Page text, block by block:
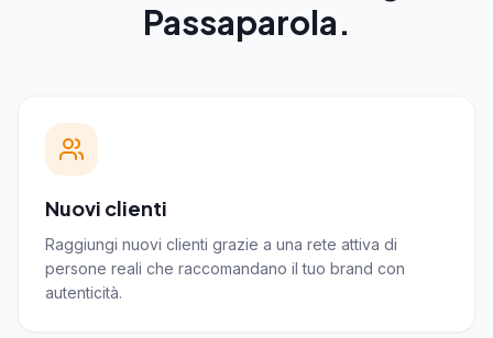
Passaparola.
Nuovi clienti
Raggiungi nuovi clienti grazie a una rete attiva di
persone reali che raccomandano il tuo brand con
autenticità.